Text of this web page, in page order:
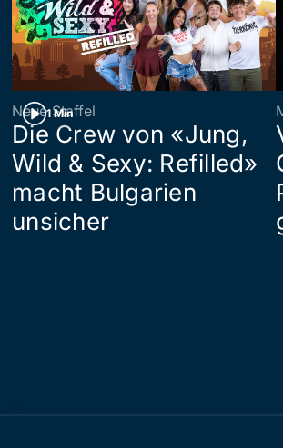
1 Min
Neue Staffel
Die Crew von «Jung,
Wild & Sexy: Refilled»
macht Bulgarien
unsicher